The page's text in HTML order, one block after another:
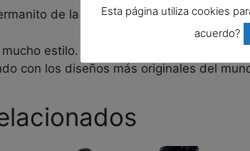
de la Antártida y además
estilo.
con los diseños más originales del
Esta página utiliza cookies
acuerdo?